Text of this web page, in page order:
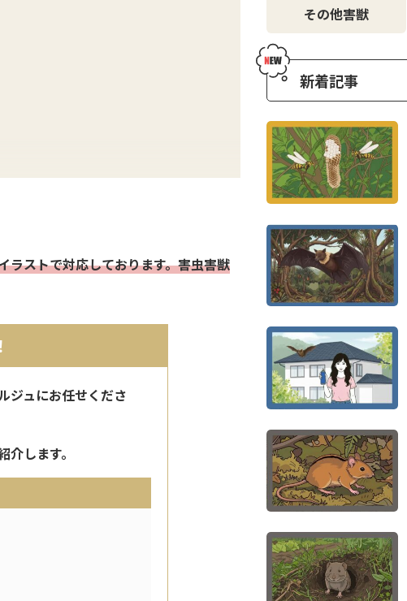
ラストで対応しております。害虫害獣
ジュにお任せくださ
します。
その他害獣
新着記事